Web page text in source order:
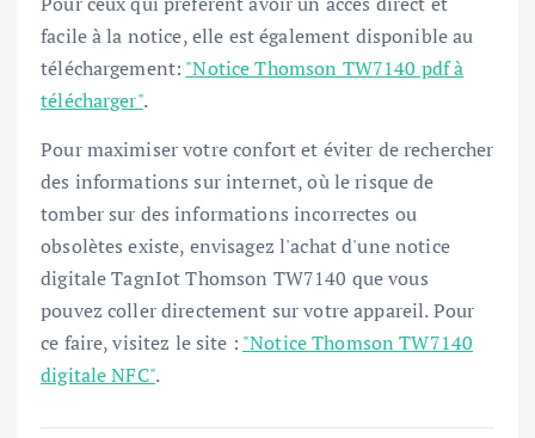
facile à la notice, elle est également disponible au
téléchargement: "Notice Thomson TW7140 pdf à
télécharger".
Pour maximiser votre confort et éviter de rechercher
des informations sur internet, où le risque de
tomber sur des informations incorrectes ou
obsolètes existe, envisagez l'achat d'une notice
digitale TagnIot Thomson TW7140 que vous
pouvez coller directement sur votre appareil. Pour
ce faire, visitez le site : "Notice Thomson TW7140
digitale NFC".